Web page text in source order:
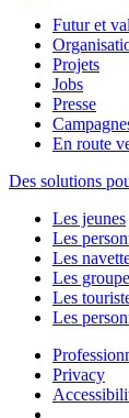
Futur et
Projets
Jobs
Presse
En route
Des solutions
Les jeunes
Les
Les
Les
Les
Les
Privacy